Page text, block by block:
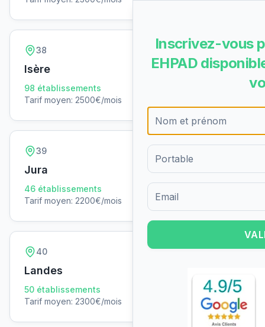
38
Isère
98 établissements
Tarif moyen: 2500€/mois
39
Jura
46 établissements
Tarif moyen: 2200€/mois
40
Landes
50 établissements
Tarif moyen: 2300€/mois
Inscrivez-vous
EHPAD
Formulaire d'inscription pour